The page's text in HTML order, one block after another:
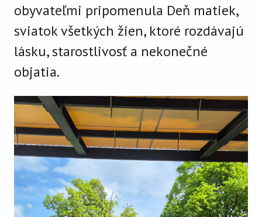
obyvateľmi pripomenula Deň matiek,
sviatok všetkých žien, ktoré rozdávajú
lásku, starostlivosť a nekonečné
objatia.